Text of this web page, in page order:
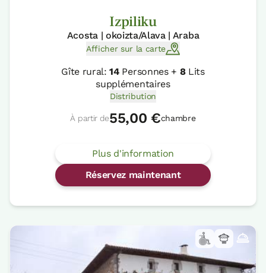
Izpiliku
Acosta | okoizta/Alava | Araba
Afficher sur la carte
Gîte rural:14Personnes + 8Lits
supplémentaires
Distribution
À partir de55,00 €chambre
Plus d'information
Réservez maintenant